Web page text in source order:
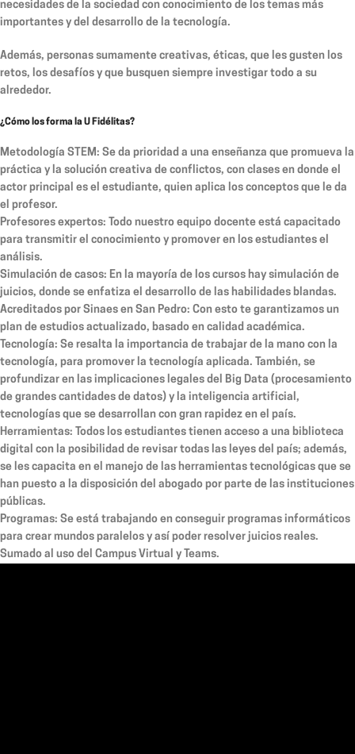
necesidades de la sociedad con conocimiento de los temas más
importantes y del desarrollo de la tecnología.
Además, personas sumamente creativas, éticas, que les gusten los
retos, los desafíos y que busquen siempre investigar todo a su
alrededor.
¿Cómo los forma la U Fidélitas?
Metodología STEM: Se da prioridad a una enseñanza que promueva la
práctica y la solución creativa de conflictos, con clases en donde el
actor principal es el estudiante, quien aplica los conceptos que le da
el profesor.
Profesores expertos: Todo nuestro equipo docente está capacitado
para transmitir el conocimiento y promover en los estudiantes el
análisis.
Simulación de casos: En la mayoría de los cursos hay simulación de
juicios, donde se enfatiza el desarrollo de las habilidades blandas.
Acreditados por Sinaes en San Pedro: Con esto te garantizamos un
plan de estudios actualizado, basado en calidad académica.
Tecnología: Se resalta la importancia de trabajar de la mano con la
tecnología, para promover la tecnología aplicada. También, se
profundizar en las implicaciones legales del Big Data (procesamiento
de grandes cantidades de datos) y la inteligencia artificial,
tecnologías que se desarrollan con gran rapidez en el país.
Herramientas: Todos los estudiantes tienen acceso a una biblioteca
digital con la posibilidad de revisar todas las leyes del país; además,
se les capacita en el manejo de las herramientas tecnológicas que se
han puesto a la disposición del abogado por parte de las instituciones
públicas.
Programas: Se está trabajando en conseguir programas informáticos
para crear mundos paralelos y así poder resolver juicios reales.
Sumado al uso del Campus Virtual y Teams.